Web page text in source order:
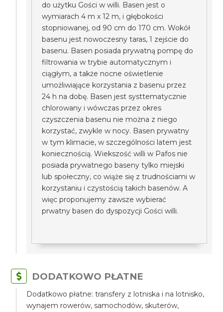
do użytku Gości w willi. Basen jest o
wymiarach 4 m x 12 m, i głębokości
stopniowanej, od 90 cm do 170 cm. Wokół
basenu jest nowoczesny taras, 1 zejście do
basenu. Basen posiada prywatną pompę do
filtrowania w trybie automatycznym i
ciągłym, a także nocne oświetlenie
umożliwiające korzystania z basenu przez
24 h na dobę. Basen jest systtematycznie
chlorowany i wówczas przez okres
czyszczenia basenu nie można z niego
korzystać, zwykle w nocy. Basen prywatny
w tym klimacie, w szczególności latem jest
koniecznością. Wiekszość willi w Pafos nie
posiada prywatnego baseny tylko miejski
lub społeczny, co wiąże się z trudnościami w
korzystaniu i czystością takich basenów. A
więc proponujemy zawsze wybierać
prwatny basen do dyspozycji Gości willi.
DODATKOWO PŁATNE
Dodatkowo płatne: transfery z lotniska i na lotnisko,
wynajem rowerów, samochodów, skuterów,